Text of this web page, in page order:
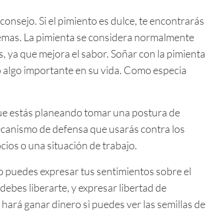
Si el pimiento es dulce, te encontrarás
La pimienta se considera normalmente
que mejora el sabor. Soñar con la pimienta
importante en su vida. Como especia
estás planeando tomar una postura de
de defensa que usarás contra los
o una situación de trabajo.
expresar tus sentimientos sobre el
liberarte, y expresar libertad de
ganar dinero si puedes ver las semillas de